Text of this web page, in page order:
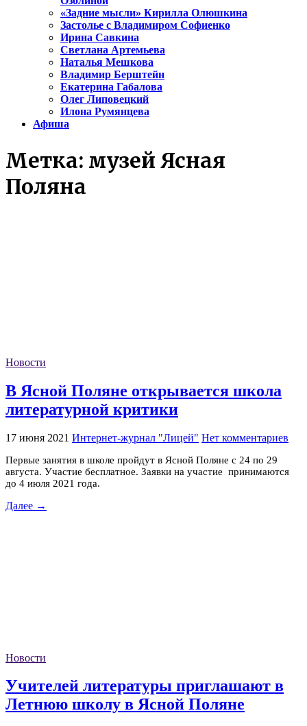
«Задние мысли» Кирилла Олюшкина
Застолье с Владимиром Софиенко
Ирина Савкина
Светлана Артемьева
Наталья Мешкова
Владимир Берштейн
Екатерина Габалова
Олег Липовецкий
Илона Румянцева
Афиша
Метка: музей Ясная
Поляна
Новости
В Ясной Поляне открывается школа
литературной критики
17 июня 2021 Интернет-журнал "Лицей" Нет комментариев
Первые занятия в школе пройдут в Ясной Поляне с 24 по 29
августа. Участие бесплатное. Заявки на участие принимаются
до 4 июля 2021 года.
Далее →
Новости
Учителей литературы приглашают в
Летнюю школу в Ясной Поляне